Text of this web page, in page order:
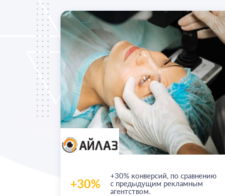
+30%
+30% конверсий, по сравнению
с предыдущим рекламным
агентством.